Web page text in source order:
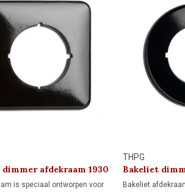
afdekraam 1930
is speciaal ontworpen voor
THPG
Bakeliet
Bakeliet